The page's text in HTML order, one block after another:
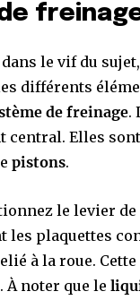
le vif du
différents
de freinage.
central. Elles
pistons.
le levier
les plaquettes
à la roue.
À noter que le